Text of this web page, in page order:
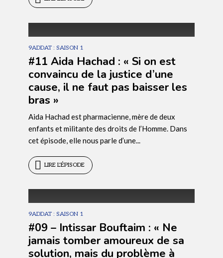
ÉPISODE 11
9ADDAT : SAISON 1
#11 Aida Hachad : « Si on est
convaincu de la justice d’une
cause, il ne faut pas baisser les
bras »
Aida Hachad est pharmacienne, mère de deux
enfants et militante des droits de l’Homme. Dans
cet épisode, elle nous parle d’une...
LIRE L'ÉPISODE
9ADDAT : SAISON 1
#09 – Intissar Bouftaim : « Ne
jamais tomber amoureux de sa
solution, mais du problème à